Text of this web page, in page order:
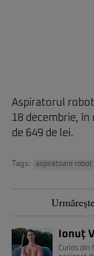
Aspiratorul
18 decembrie,
de 649 de lei.
Tags: aspiratoare robot
Ionuț
Curios din